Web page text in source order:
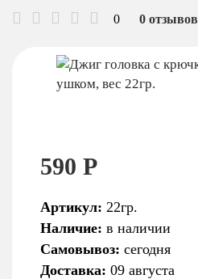
0 0 отзывов
590 Р
Артикул: 22гр.
Наличие: в наличии
Самовывоз: сегодня
Доставка: 09 августа